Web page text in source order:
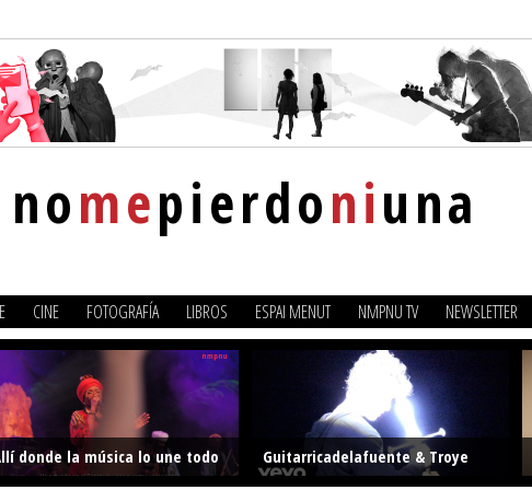
nomepierdoniuna
CINE FOTOGRAFÍA LIBROS ESPAI MENUT NMPNU TV NEWSLETTER
donde la música lo une todo
Guitarricadelafuente & Troye